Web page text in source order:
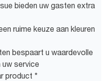
bieden uw gasten extra
ruime keuze aan kleuren
bespaart u waardevolle
uw service
product *